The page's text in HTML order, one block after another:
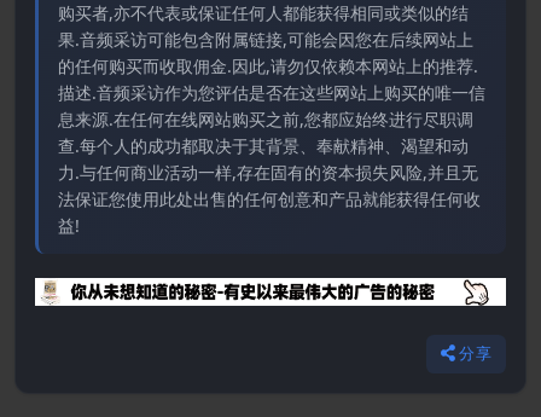
购买者,亦不代表或保证任何人都能获得相同或类似的结
果.音频采访可能包含附属链接,可能会因您在后续网站上
的任何购买而收取佣金.因此,请勿仅依赖本网站上的推荐.
描述.音频采访作为您评估是否在这些网站上购买的唯一信
息来源.在任何在线网站购买之前,您都应始终进行尽职调
查.每个人的成功都取决于其背景、奉献精神、渴望和动
力.与任何商业活动一样,存在固有的资本损失风险,并且无
法保证您使用此处出售的任何创意和产品就能获得任何收
益!
分享